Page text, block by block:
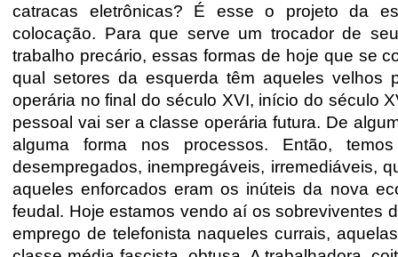
catracas eletrônicas? É esse o projeto da
colocação. Para que serve um trocador de
trabalho precário, essas formas de hoje que se
qual setores da esquerda têm aqueles velhos
operária no final do século XVI, início do século
pessoal vai ser a classe operária futura. De
alguma forma nos processos. Então,
desempregados, inempregáveis, irremediáveis,
aqueles enforcados eram os inúteis da nova
feudal. Hoje estamos vendo aí os sobreviventes
emprego de telefonista naqueles currais,